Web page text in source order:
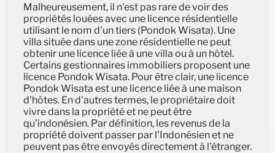
Malheureusement, il n'est pas rare de voir des
propriétés louées avec une licence résidentielle
utilisant le nom d'un tiers (Pondok Wisata). Une
villa située dans une zone résidentielle ne peut
obtenir une licence liée à une villa ou à un hôtel.
Certains gestionnaires immobiliers proposent une
licence Pondok Wisata. Pour être clair, une licence
Pondok Wisata est une licence liée à une maison
d'hôtes. En d'autres termes, le propriétaire doit
vivre dans la propriété et ne peut être
qu'indonésien. Par définition, les revenus de la
propriété doivent passer par l'Indonésien et ne
peuvent pas être envoyés directement à l'étranger.